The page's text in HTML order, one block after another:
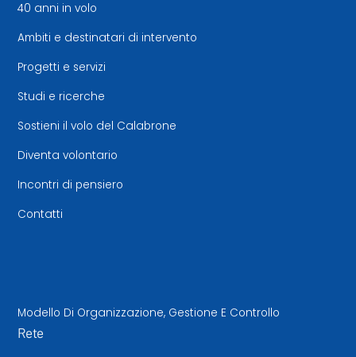
40 anni in volo
Ambiti e destinatari di intervento
Progetti e servizi
Studi e ricerche
Sostieni il volo del Calabrone
Diventa volontario
Incontri di pensiero
Contatti
Modello Di Organizzazione, Gestione E Controllo
Rete